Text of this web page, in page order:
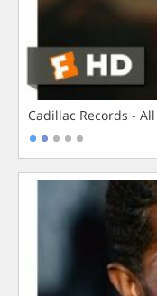
Cadillac Records -